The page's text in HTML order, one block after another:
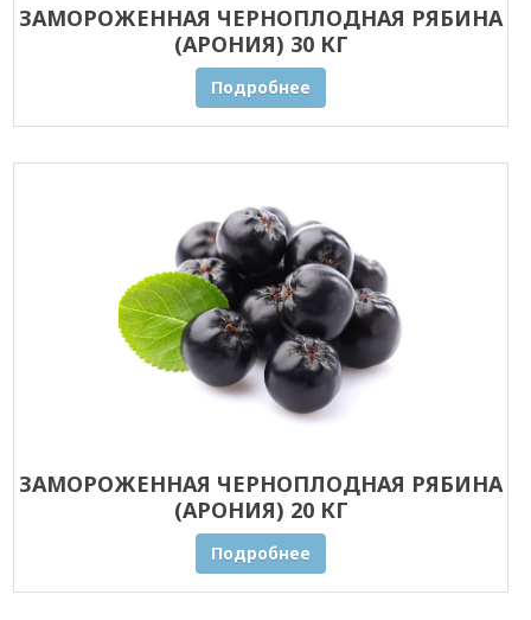
ЗАМОРОЖЕННАЯ ЧЕРНОПЛОДНАЯ РЯБИНА
(АРОНИЯ) 30 КГ
Подробнее
ЗАМОРОЖЕННАЯ ЧЕРНОПЛОДНАЯ РЯБИНА
(АРОНИЯ) 20 КГ
Подробнее